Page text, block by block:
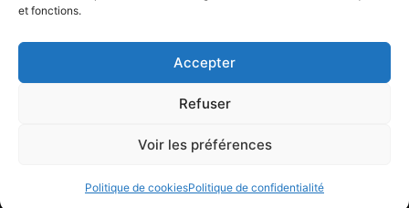
et fonctions.
Accepter
Refuser
Voir les préférences
Politique de cookiesPolitique de confidentialité
Twitter / X
LinkedIn
© 2026 My Little Money Fait avec passion à Paris